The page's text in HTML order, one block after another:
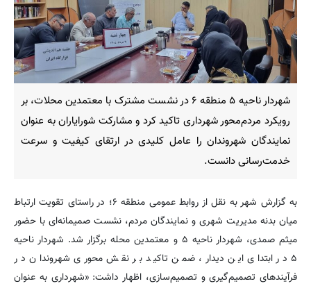
شهردار ناحیه ۵ منطقه ۶ در نشست مشترک با معتمدین محلات، بر
رویکرد مردم‌محور شهرداری تاکید کرد و مشارکت شورایاران به عنوان
نمایندگان شهروندان را عامل کلیدی در ارتقای کیفیت و سرعت
خدمت‌رسانی دانست.
به گزارش شهر به نقل از روابط عمومی منطقه ۶؛ در راستای تقویت ارتباط
میان بدنه مدیریت شهری و نمایندگان مردم، نشست صمیمانه‌ای با حضور
میثم صمدی، شهردار ناحیه ۵ و معتمدین محله برگزار شد. شهردار ناحیه
۵ در ابتدای این دیدار، ضمن تاکید بر نقش محوری شهروندان در
فرآیندهای تصمیم‌گیری و تصمیم‌سازی، اظهار داشت: «شهرداری به عنوان